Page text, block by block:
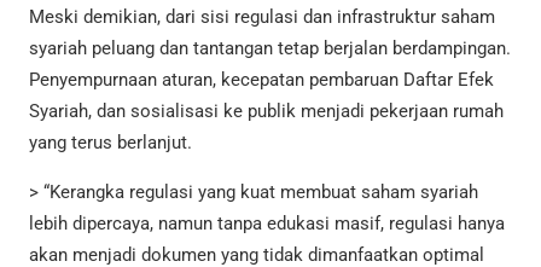
Meski demikian, dari sisi regulasi dan infrastruktur saham
syariah peluang dan tantangan tetap berjalan berdampingan.
Penyempurnaan aturan, kecepatan pembaruan Daftar Efek
Syariah, dan sosialisasi ke publik menjadi pekerjaan rumah
yang terus berlanjut.
> “Kerangka regulasi yang kuat membuat saham syariah
lebih dipercaya, namun tanpa edukasi masif, regulasi hanya
akan menjadi dokumen yang tidak dimanfaatkan optimal